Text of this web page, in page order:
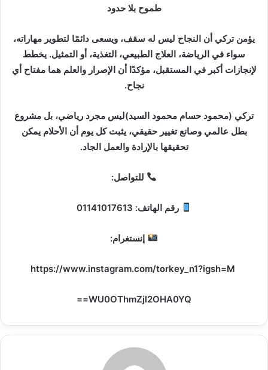
طموح بلا حدود
يؤمن تركي أن النجاح ليس له سقف، ويسعى دائمًا لتطوير مهاراته،
سواء في الرياضة، العلاج الطبيعي، التغذية، أو التمثيل. يخطط
لإنجازات أكبر في المستقبل، مؤكدًا أن الإصرار والعلم هما مفتاح أي
نجاح.
تركي (محمود حسام محمود السيد)ليس مجرد رياضي، بل مشروع
بطل عالمي وصانع تغيير حقيقي، يثبت كل يوم أن الأحلام يمكن
تحقيقها بالإرادة والعمل الجاد.
للتواصل:
رقم الهاتف: 01141017613
إنستغرام:
WU0OThmZjl2OHA0YQ==